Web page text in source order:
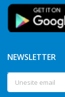
NEWSLETTER